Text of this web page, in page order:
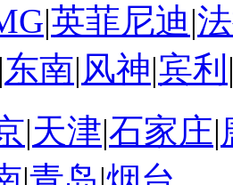
|英菲尼迪|
|东南|风神|宾利
|天津|石家庄|